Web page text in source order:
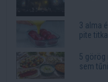
3 alma
pite titka
5 görög
sem